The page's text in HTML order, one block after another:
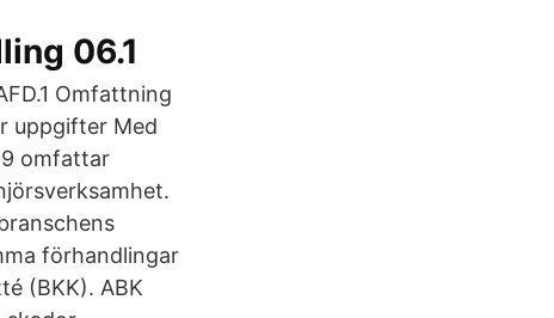
06.1
Omfattning
uppgifter Med
omfattar
förhandlingar
(BKK). ABK